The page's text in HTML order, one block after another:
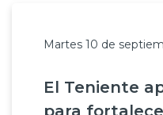
Martes 10 de
El Teniente
para